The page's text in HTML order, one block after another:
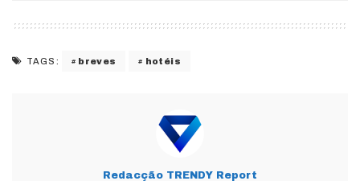
TAGS: breves hotéis
Redacção TRENDY Report